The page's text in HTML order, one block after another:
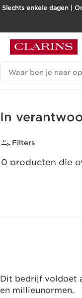
DOORGAAN
Slechts enkele dagen |
Zoekgeschiedenis
In
Filters
0 producten die
Dit bedrijf voldoet
en millieunormen.